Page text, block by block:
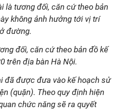
là tương đối, căn cứ theo bản
không ảnh hưởng tới vị trí
đường.
đối, căn cứ theo bản đồ kế
trên địa bàn Hà Nội.
đã được đưa vào kế hoạch sử
(quận). Theo quy định hiện
chức năng sẽ ra quyết